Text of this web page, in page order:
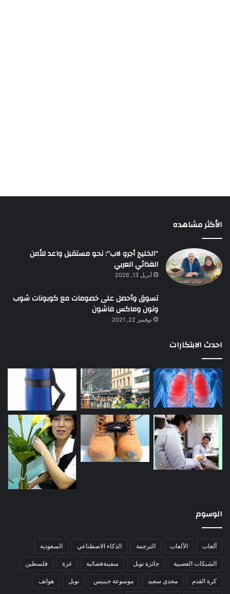
الأكثر مشاهده
“الخليج أجرو لاب”: نحو مستقبل واعد للأمن
الغذائي العربي
أبريل 13, 2026
تسوق وأحصل على خصومات مع كوبونات شوب
ونون وماكس فاشون
نوفمبر 22, 2021
احدث الابتكارات
الوسوم
ألعاب الألعاب الترجمة الذكاء الاصطناعي السعودية
الشبكات العصبية جائزة نوبل سفينةفضائية غزة فلسطين
كرة القدم مجدي سعيد موسوعة جينيس نوبل هواتف